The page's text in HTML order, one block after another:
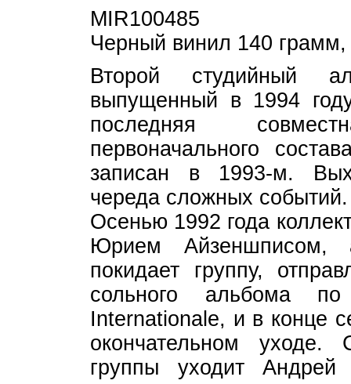
MIR100485
Черный винил 140 грамм,
Второй студийный
выпущенный в 1994
последняя
первоначального
записан в 1993-м.
череда сложных событий.
Осенью 1992 года
Юрием Айзеншписом,
покидает группу,
сольного альбома
Internationale, и в конце
окончательном уходе.
группы уходит Андрей